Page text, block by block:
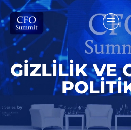
GIZLILIK VE